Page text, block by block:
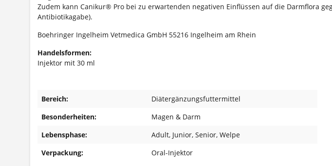
Zudem kann Canikur® Pro bei zu erwartenden negativen Einflüssen auf die Darmflora
Antibiotikagabe).
Boehringer Ingelheim Vetmedica GmbH 55216 Ingelheim am Rhein
Handelsformen:
Injektor mit 30 ml
Bereich:
Diätergänzungsfuttermittel
Besonderheiten:
Magen & Darm
Lebensphase:
Adult, Junior, Senior, Welpe
Verpackung:
Oral-Injektor